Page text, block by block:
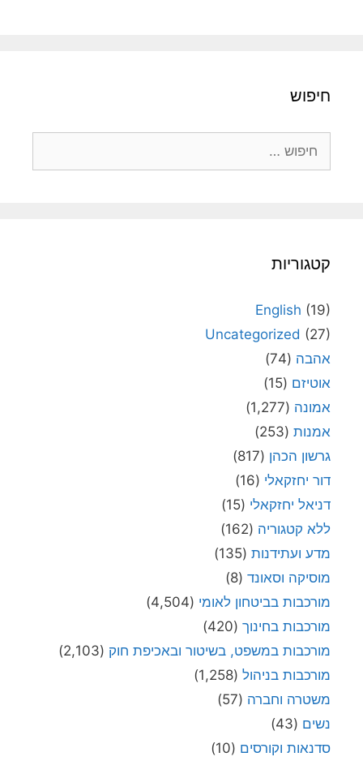
חיפוש
קטגוריות
English (19)
Uncategorized (27)
אהבה (74)
אוטיזם (15)
אמונה (1,277)
אמנות (253)
גרשון הכהן (817)
דור יחזקאלי (16)
דניאל יחזקאלי (15)
ללא קטגוריה (162)
מדע ועתידנות (135)
מוסיקה וסאונד (8)
מורכבות בביטחון לאומי (4,504)
מורכבות בחינוך (420)
מורכבות במשפט, בשיטור ובאכיפת חוק (2,103)
מורכבות בניהול (1,258)
משטרה וחברה (57)
נשים (43)
סדנאות וקורסים (10)